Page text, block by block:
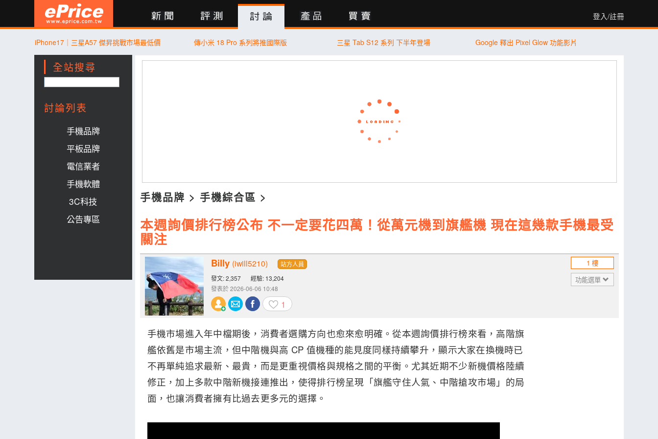
登入/註冊
評測 討論 產品 買賣 登入 行動版
iPhone17｜三星A57 傑昇挑戰市場最低價 傳小米 18 Pro 系列將推國際版 三星 Tab S12 系列 下半年登場 Google 釋出 Pixel Glow 功能影片
全站搜尋
討論列表
手機品牌
平板品牌
電信業者
手機軟體
3C科技
公告專區
手機品牌 > 手機綜合區 >
本週詢價排行榜公布 不一定要花四萬！從萬元機到旗艦機 現在這幾款手機最受
關注
Billy (iwill5210)
站方人員
發文: 2,357
經驗: 13,204
發表於 2026-06-06 10:48
1
1 樓
功能選單
手機市場進入年中檔期後，消費者選購方向也愈來愈明確。從本週詢價排行榜來看，高階旗
艦依舊是市場主流，但中階機與高 CP 值機種的能見度同樣持續攀升，顯示大家在換機時已
不再單純追求最新、最貴，而是更重視價格與規格之間的平衡。尤其近期不少新機價格陸續
修正，加上多款中階新機接連推出，使得排行榜呈現「旗艦守住人氣、中階搶攻市場」的局
面，也讓消費者擁有比過去更多元的選擇。